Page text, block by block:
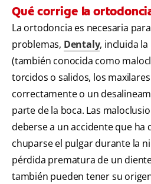
Qué corrige la
La ortodoncia es necesaria
problemas, Dentaly, incluida
(también conocida como
torcidos o salidos, los
correctamente o un
parte de la boca. Las
deberse a un accidente que ha
chuparse el pulgar durante la
pérdida prematura de un
también pueden tener su